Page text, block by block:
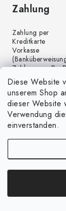
Diese Website
unserem Shop
dieser Website
Verwendung
einverstanden.
Zahlung
Zahlung per
Kreditkarte
Vorkasse
Zahlung per
Copyright 2026